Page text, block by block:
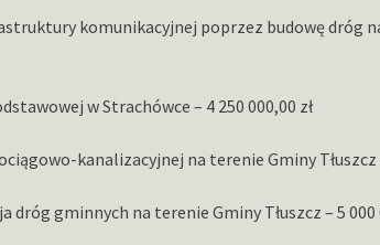
komunikacyjnej poprzez budowę dróg
w Strachówce – 4 250 000,00 zł
kanalizacyjnej na terenie Gminy Tłuszcz
dróg gminnych na terenie Gminy Tłuszcz – 5 000